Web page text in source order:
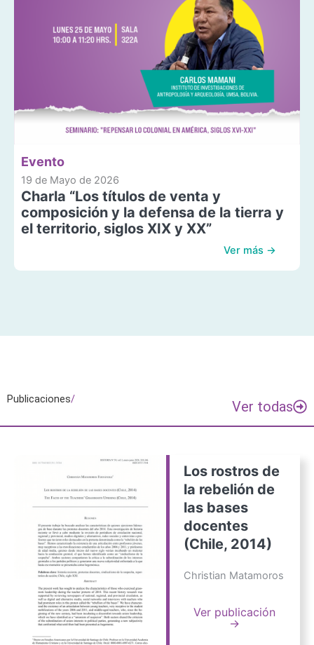
Evento
19 de Mayo de 2026
Charla “Los títulos de venta y
composición y la defensa de la tierra y
el territorio, siglos XIX y XX”
Ver más →
Publicaciones/ Ver todas
Los rostros de
la rebelión de
las bases
docentes
(Chile, 2014)
Christian Matamoros
Ver publicación
→